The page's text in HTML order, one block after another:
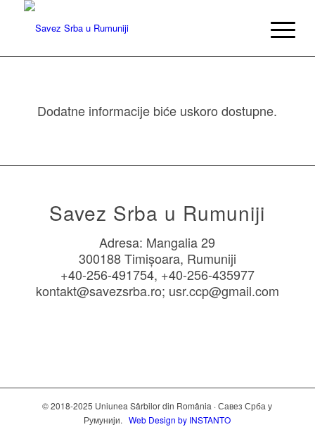
Dodatne informacije biće uskoro dostupne.
Savez Srba u Rumuniji
Adresa: Mangalia 29
300188 Timișoara, Rumuniji
+40-256-491754, +40-256-435977
kontakt@savezsrba.ro; usr.ccp@gmail.com
© 2018-2025 Uniunea Sârbilor din România · Савез Срба у
Румунији.Web Design by INSTANTO